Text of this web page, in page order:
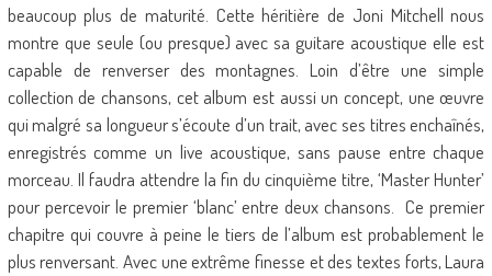
beaucoup plus de maturité. Cette héritière de Joni Mitchell nous
montre que seule (ou presque) avec sa guitare acoustique elle est
capable de renverser des montagnes. Loin d’être une simple
collection de chansons, cet album est aussi un concept, une œuvre
qui malgré sa longueur s’écoute d’un trait, avec ses titres enchaînés,
enregistrés comme un live acoustique, sans pause entre chaque
morceau. Il faudra attendre la fin du cinquième titre, ‘Master Hunter’
pour percevoir le premier ‘blanc’ entre deux chansons. Ce premier
chapitre qui couvre à peine le tiers de l’album est probablement le
plus renversant. Avec une extrême finesse et des textes forts, Laura